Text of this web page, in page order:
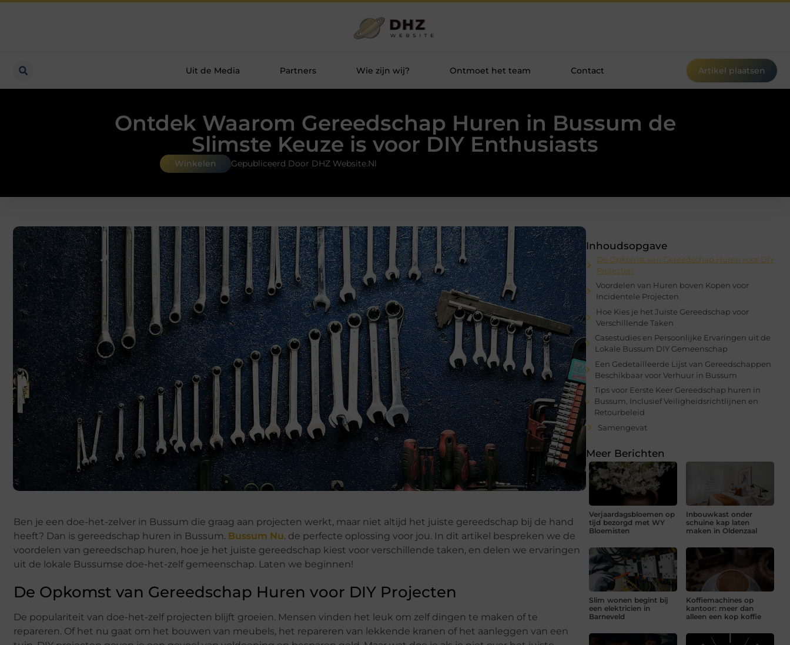
Uit de Media Partners Wie zijn wij? Ontmoet het team Contact Artikel plaatsen
Ontdek Waarom Gereedschap Huren in Bussum de
Slimste Keuze is voor DIY Enthusiasts
Winkelen Gepubliceerd Door DHZ Website.nl
Ben je een doe-het-zelver in Bussum die graag aan projecten werkt, maar niet altijd het juiste gereedschap bij de hand
heeft? Dan is gereedschap huren in Bussum. Bussum Nu. de perfecte oplossing voor jou. In dit artikel bespreken we de
voordelen van gereedschap huren, hoe je het juiste gereedschap kiest voor verschillende taken, en delen we ervaringen
uit de lokale Bussumse doe-het-zelf gemeenschap. Laten we beginnen!
De Opkomst van Gereedschap Huren voor DIY Projecten
De populariteit van doe-het-zelf projecten blijft groeien. Mensen vinden het leuk om zelf dingen te maken of te
repareren. Of het nu gaat om het bouwen van meubels, het repareren van lekkende kranen of het aanleggen van een
Inhoudsopgave
De Opkomst van Gereedschap Huren voor DIY
Projecten
Voordelen van Huren boven Kopen voor
Incidentele Projecten
Hoe Kies je het Juiste Gereedschap voor
Verschillende Taken
Casestudies en Persoonlijke Ervaringen uit de
Lokale Bussum DIY Gemeenschap
Een Gedetailleerde Lijst van Gereedschappen
Beschikbaar voor Verhuur in Bussum
Tips voor Eerste Keer Gereedschap huren in
Bussum, Inclusief Veiligheidsrichtlijnen en
Retourbeleid
Samengevat
Meer Berichten
Verjaardagsbloemen op
tijd bezorgd met WY
Bloemisten
Inbouwkast onder
schuine kap laten
maken in Oldenzaal
Slim wonen begint bij
een elektricien in
Barneveld
Koffiemachines op
kantoor: meer dan
alleen een kop koffie